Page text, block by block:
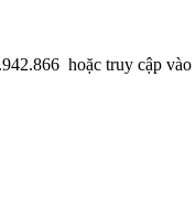
hoặc truy cập